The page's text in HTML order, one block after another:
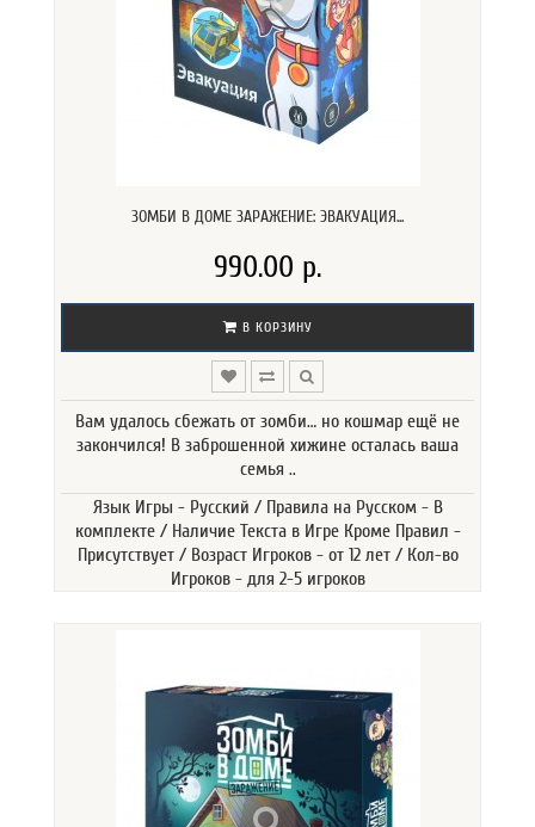
ЗОМБИ В ДОМЕ ЗАРАЖЕНИЕ: ЭВАКУАЦИЯ...
990.00 р.
В КОРЗИНУ
Вам удалось сбежать от зомби… но кошмар ещё не
закончился! В заброшенной хижине осталась ваша
семья ..
Язык Игры - Русский / Правила на Русском - В
комплекте / Наличие Текста в Игре Кроме Правил -
Присутствует / Возраст Игроков - от 12 лет / Кол-во
Игроков - для 2-5 игроков